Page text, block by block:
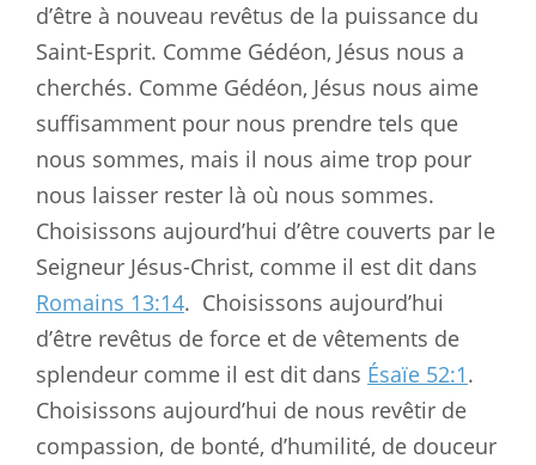
d’être à nouveau revêtus de la puissance du
Saint-Esprit. Comme Gédéon, Jésus nous a
cherchés. Comme Gédéon, Jésus nous aime
suffisamment pour nous prendre tels que
nous sommes, mais il nous aime trop pour
nous laisser rester là où nous sommes.
Choisissons aujourd’hui d’être couverts par le
Seigneur Jésus-Christ, comme il est dit dans
Romains 13:14. Choisissons aujourd’hui
d’être revêtus de force et de vêtements de
splendeur comme il est dit dans Ésaïe 52:1.
Choisissons aujourd’hui de nous revêtir de
compassion, de bonté, d’humilité, de douceur